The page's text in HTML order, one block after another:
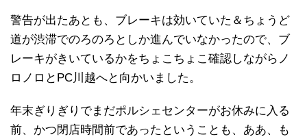
警告が出たあとも、ブレーキは効いていた＆ちょうど
道が渋滞でのろのろとしか進んでいなかったので、ブ
レーキがきいているかをちょこちょこ確認しながらノ
ロノロとPC川越へと向かいました。
年末ぎりぎりでまだポルシェセンターがお休みに入る
前、かつ閉店時間前であったということも、ああ、も